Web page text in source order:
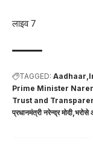
लाइव 7
TAGGED: Aadhaar
Prime Minister
Trust and
प्रधानमंत्री नरेन्द्र मोदी भरोसे